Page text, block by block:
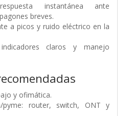
instantánea ante
breves.
a picos y ruido eléctrico en la
claros y manejo
y ofimática.
pyme: router, switch, ONT y